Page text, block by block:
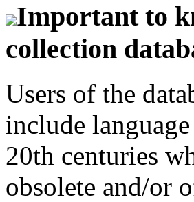
Important to
collection
Users of the
include
20th centuries
obsolete and/or